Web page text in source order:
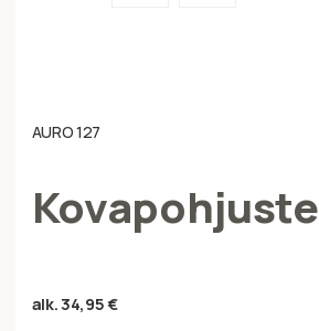
AURO 127
Kovapohjuste
alk.34,95€